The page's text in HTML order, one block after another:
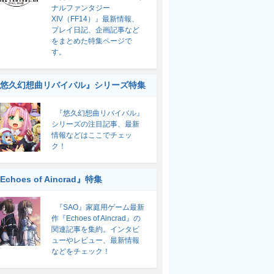
ナルファンタジー
XIV（FF14）』最新情報、
プレイ日記、企画記事など
をまとめた特集ページで
す。
久幻想曲リバイバル』シリーズ特集
『悠久幻想曲リバイバル』
シリーズの注目記事、最新
情報などはここでチェッ
ク！
of Aincrad』特集
『SAO』家庭用ゲーム最新
作『Echoes of Aincrad』の
関連記事を集約。インタビ
ューやレビュー、最新情報
などをチェック！